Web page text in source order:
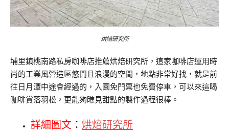
烘焙研究所
埔里鎮桃南路私房咖啡店推薦烘焙研究所，這家咖啡店運用時
尚的工業風營造區悠閒且浪漫的空間，地點非常好找，就是前
往日月潭中途會經過的，入園免門票也免費停車，可以來這喝
咖啡賞落羽松，更能夠瞧見甜點的製作過程很棒。
詳細圖文 ： 烘焙研究所